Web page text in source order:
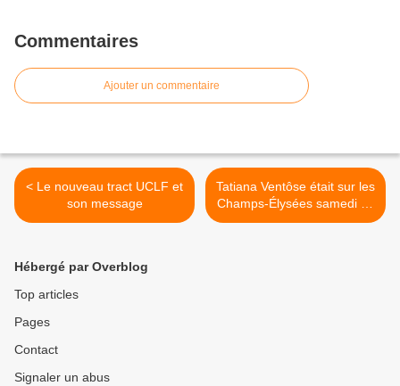
Commentaires
Ajouter un commentaire
< Le nouveau tract UCLF et
son message
Tatiana Ventôse était sur les
Champs-Élysées samedi 24
novembre : "un chaos
Hébergé par Overblog
Top articles
Pages
Contact
Signaler un abus